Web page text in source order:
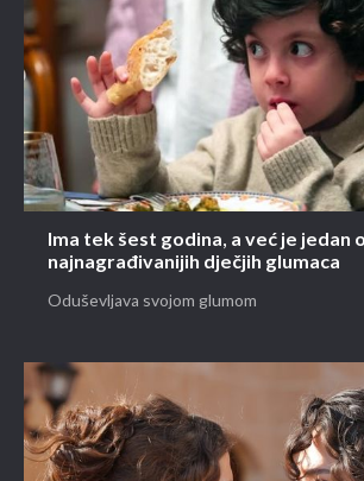
Ima tek šest godina, a već je jedan
najnagrađivanijih dječjih glumaca
Oduševljava svojom glumom